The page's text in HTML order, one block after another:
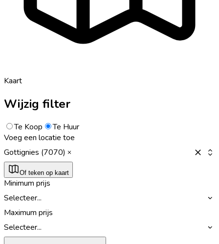
Kaart
Wijzig filter
Te Koop
Te Huur
Voeg een locatie toe
Gottignies (7070)
Of teken op kaart
Minimum prijs
Selecteer...
Maximum prijs
Selecteer...